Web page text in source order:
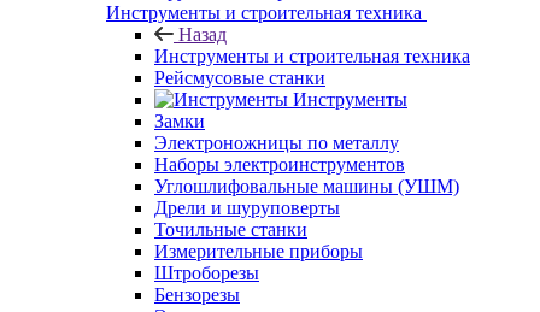
Инструменты и строительная техника
Назад
Инструменты и строительная техника
Рейсмусовые станки
Инструменты
Замки
Электроножницы по металлу
Наборы электроинструментов
Углошлифовальные машины (УШМ)
Дрели и шуруповерты
Точильные станки
Измерительные приборы
Штроборезы
Бензорезы